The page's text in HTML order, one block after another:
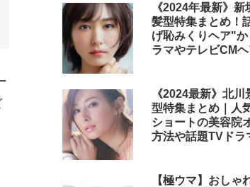
《2024年最新》新
髪型特集まとめ！
げ恥みくりヘア"か
ラマやテレビCM
《2024最新》北川
型特集まとめ｜人
ショートの美容院
方法や話題TVドラ
【極ウマ】おしゃ